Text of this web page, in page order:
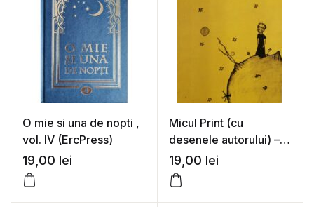
O mie si una de nopti ,
vol. IV (ErcPress)
19,00 lei
Micul Print (cu
desenele autorului) –
Antoine de Saint-
Exupery
19,00 lei